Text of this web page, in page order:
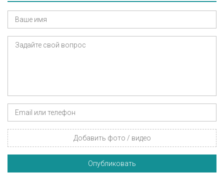
Добавить фото / видео
Опубликовать